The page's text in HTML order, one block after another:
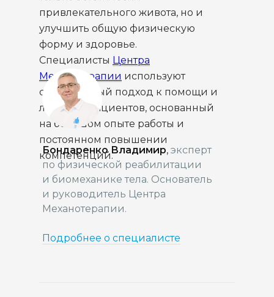
Бондаренко Владимир, эксперт
по физической реабилитации
и биомеханике тела. Основатель
и руководитель Центра
Механотерапии.
Подробнее о специалисте
привлекательного живота, но и
улучшить общую физическую
форму и здоровье.
Специалисты Центра
Механотерапии используют
современный подход к помощи и
лечению пациентов, основанный
на большом опыте работы и
постоянном повышении
компетенций.